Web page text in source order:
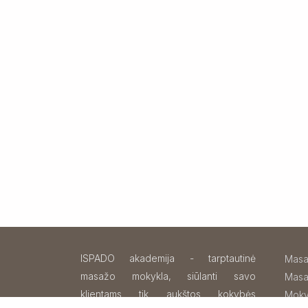
ISPADO akademija - tarptautinė
masažo mokykla, siūlanti savo
klientams tik aukštos kokybės